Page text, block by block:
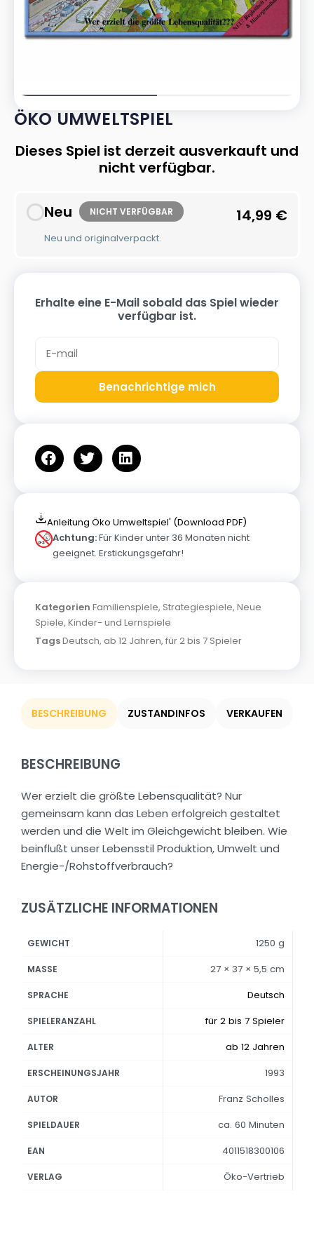
ÖKO UMWELTSPIEL
Dieses Spiel ist derzeit ausverkauft und
nicht verfügbar.
Neu NICHT VERFÜGBAR
Neu und originalverpackt.
14,99 €
Erhalte eine E-Mail sobald das Spiel wieder
verfügbar ist.
Benachrichtige mich
Anleitung Öko Umweltspiel' (Download PDF)
Achtung:Für Kinder unter 36 Monaten nicht
geeignet. Erstickungsgefahr!
Kategorien Familienspiele, Strategiespiele, Neue
Spiele, Kinder- und Lernspiele
TagsDeutsch, ab 12 Jahren, für 2 bis 7 Spieler
BESCHREIBUNG ZUSTANDINFOS VERKAUFEN
BESCHREIBUNG
Wer erzielt die größte Lebensqualität? Nur
gemeinsam kann das Leben erfolgreich gestaltet
werden und die Welt im Gleichgewicht bleiben. Wie
beinflußt unser Lebensstil Produktion, Umwelt und
Energie-/Rohstoffverbrauch?
ZUSÄTZLICHE INFORMATIONEN
GEWICHT 1250 g
MASSE 27 × 37 × 5,5 cm
SPRACHE Deutsch
SPIELERANZAHL für 2 bis 7 Spieler
ALTER ab 12 Jahren
ERSCHEINUNGSJAHR 1993
AUTOR Franz Scholles
SPIELDAUER ca. 60 Minuten
EAN 4011518300106
VERLAG Öko-Vertrieb